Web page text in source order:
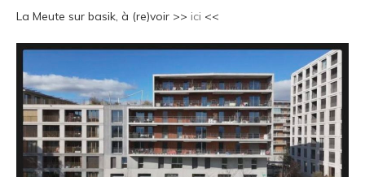
La Meute sur basik, à (re)voir >> ici <<